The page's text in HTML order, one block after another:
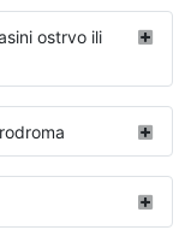
ostrvo ili